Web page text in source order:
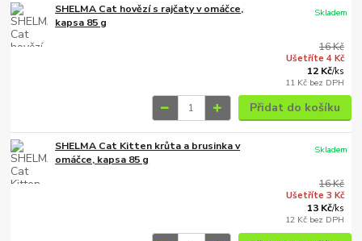
SHELMA Cat hovězí s rajčaty v omáčce,
kapsa 85 g
16 Kč
Ušetříte 4 Kč
12 Kč/ks
11 Kč bez DPH
Skladem
Přidat do košíku
SHELMA Cat Kitten krůta a brusinka v
omáčce, kapsa 85 g
16 Kč
Ušetříte 3 Kč
13 Kč/ks
12 Kč bez DPH
Skladem